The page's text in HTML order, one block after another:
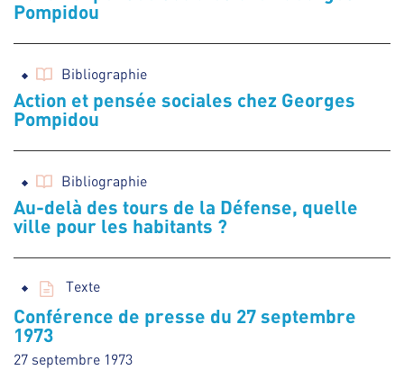
Pompidou
Bibliographie
Action et pensée sociales chez Georges
Pompidou
Bibliographie
Au-delà des tours de la Défense, quelle
ville pour les habitants ?
Texte
Conférence de presse du 27 septembre
1973
27 septembre 1973